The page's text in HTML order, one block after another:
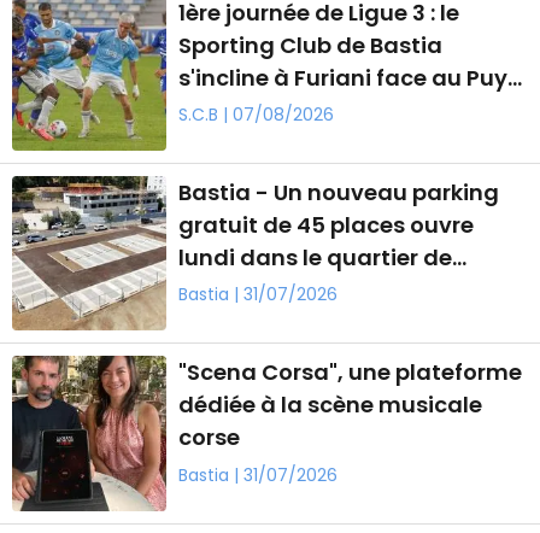
1ère journée de Ligue 3 : le
Sporting Club de Bastia
s'incline à Furiani face au Puy-
en-Velay (0-2)
S.C.B | 07/08/2026
Bastia - Un nouveau parking
gratuit de 45 places ouvre
lundi dans le quartier de
Lupinu
Bastia | 31/07/2026
"Scena Corsa", une plateforme
dédiée à la scène musicale
corse
Bastia | 31/07/2026